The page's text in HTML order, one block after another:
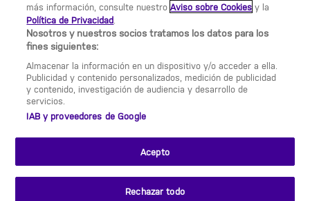
Contáctanos por email:
contact.Calle13@nbcuni.com
NBC Universal Global Networks España S.L.U.
Edificio Torre Europa. Paseo de la Castellana, 95.
Planta 10 28046 Madrid B-82227893
Calle 13 está sujeto a la jurisdicción española y
regulado por la Comisión Nacional de los Mercados
y la Competencia (CNMC)
CHANNEL
13ème Rue France
13Ulica Polska
más información, consulte nuestroAviso sobre Cookies y la
Política de Privacidad
Nosotros y nuestros socios tratamos los datos para los
fines siguientes:
Almacenar la información en un dispositivo y/o acceder a ella.
Publicidad y contenido personalizados, medición de publicidad
y contenido, investigación de audiencia y desarrollo de
servicios.
IAB y proveedores de Google
Acepto
Rechazar todo